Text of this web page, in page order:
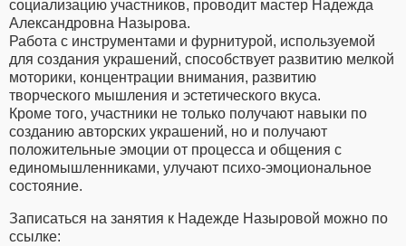
социализацию участников, проводит мастер Надежда
Александровна Назырова.
Работа с инструментами и фурнитурой, используемой
для создания украшений, способствует развитию мелкой
моторики, концентрации внимания, развитию
творческого мышления и эстетического вкуса.
Кроме того, участники не только получают навыки по
созданию авторских украшений, но и получают
положительные эмоции от процесса и общения с
единомышленниками, улучают психо-эмоциональное
состояние.
Записаться на занятия к Надежде Назыровой можно по
ссылке: